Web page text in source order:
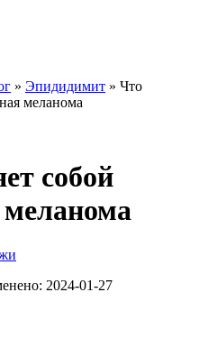
» Эпидидимит » Что
меланома
собой
меланома
2024-01-27